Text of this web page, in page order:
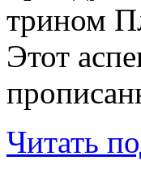
трином
Этот
Читать